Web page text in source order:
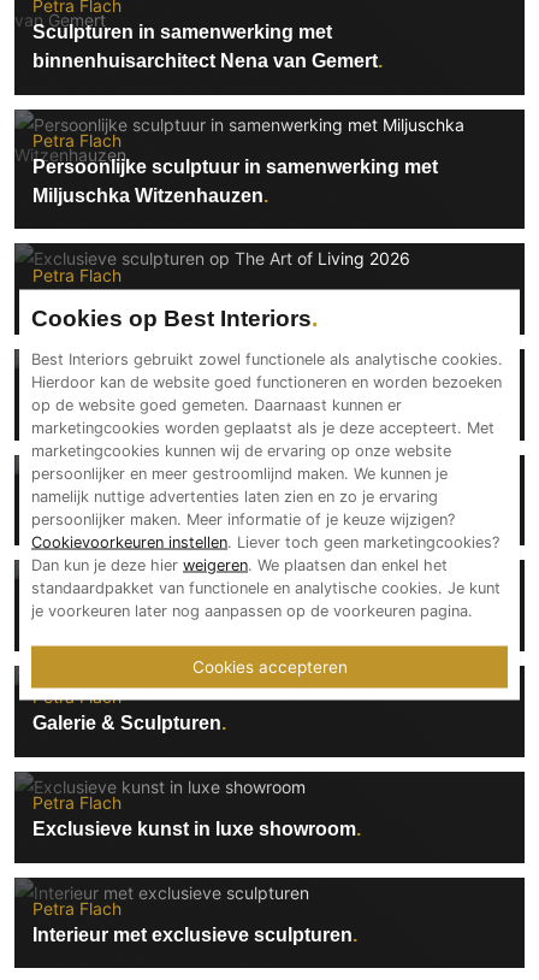
Technologie
Audio/Video
Thuisbioscoop
Domotica
Mirror TV
Fitnessapparatuur
Overig
Aannemers Interieur
Akoestiek
Binnenzwembaden
Wellness
Wijnkelder en wijnkasten
Petra Flach
Sculpturen in samenwerking met
binnenhuisarchitect Nena van Gemert
Petra Flach
Persoonlijke sculptuur in samenwerking met
Miljuschka Witzenhauzen
Petra Flach
Petra Flach
Exclusieve sculpturen in design interieur
Petra Flach
Luxe sculpturen in beursstand The Art of Living
Petra Flach
Luxe sculpturen
Petra Flach
Galerie & Sculpturen
Petra Flach
Exclusieve kunst in luxe showroom
Petra Flach
Interieur met exclusieve sculpturen
Cookies op Best Interiors
Best Interiors gebruikt zowel functionele als analytische cookies.
Hierdoor kan de website goed functioneren en worden bezoeken
op de website goed gemeten. Daarnaast kunnen er
marketingcookies worden geplaatst als je deze accepteert. Met
marketingcookies kunnen wij de ervaring op onze website
persoonlijker en meer gestroomlijnd maken. We kunnen je
namelijk nuttige advertenties laten zien en zo je ervaring
persoonlijker maken. Meer informatie of je keuze wijzigen?
Cookievoorkeuren instellen. Liever toch geen marketingcookies?
Dan kun je deze hier weigeren. We plaatsen dan enkel het
standaardpakket van functionele en analytische cookies. Je kunt
je voorkeuren later nog aanpassen op de voorkeuren pagina.
Cookies accepteren